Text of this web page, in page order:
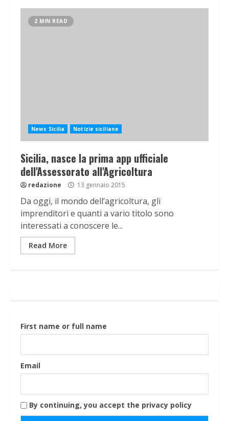
2 MIN READ
News Sicilia Notizie siciliane
Sicilia, nasce la prima app ufficiale
dell'Assessorato all'Agricoltura
redazione 13 gennaio 2015
Da oggi, il mondo dell’agricoltura, gli
imprenditori e quanti a vario titolo sono
interessati a conoscere le...
Read More
First name or full name
Email
By continuing, you accept the privacy policy